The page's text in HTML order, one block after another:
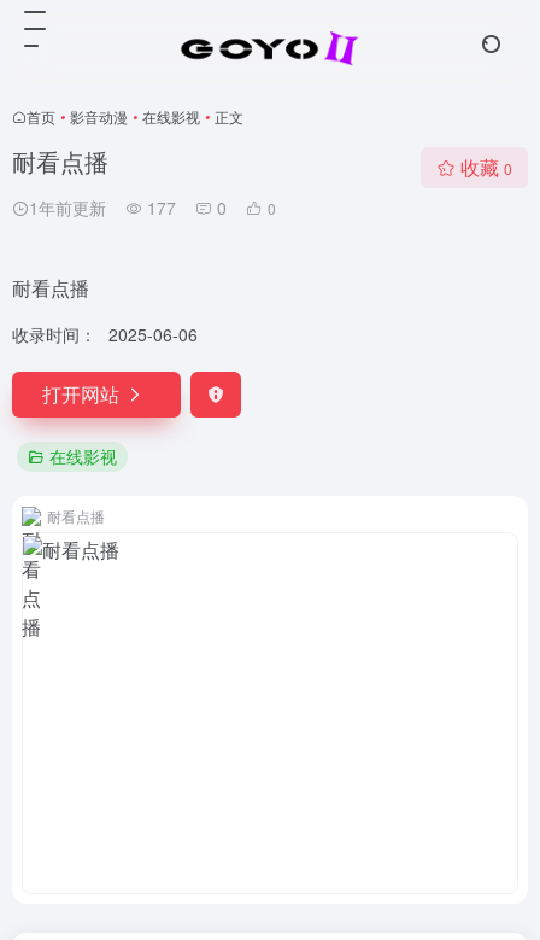
首页 • 影音动漫 • 在线影视 • 正文
耐看点播
1年前更新 177 0 0
收藏 0
耐看点播
收录时间： 2025-06-06
打开网站
在线影视
耐看点播